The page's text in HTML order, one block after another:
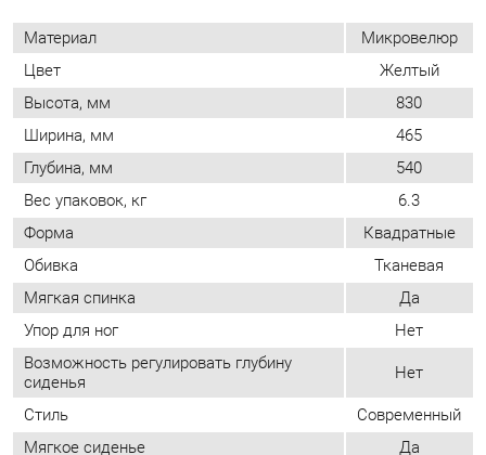
Глубина, мм
540
Вес упаковок, кг
6.3
Форма
Квадратные
Обивка
Тканевая
Мягкая спинка
Да
Упор для ног
Нет
Возможность регулировать глубину
сиденья
Нет
Стиль
Современный
Мягкое сиденье
Да
Съемный чехол
Нет
Возможность регулировать высоту
сиденья Нет
ОТЗЫВЫ